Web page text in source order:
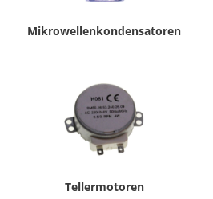
Mikrowellenkondensatoren
Tellermotoren